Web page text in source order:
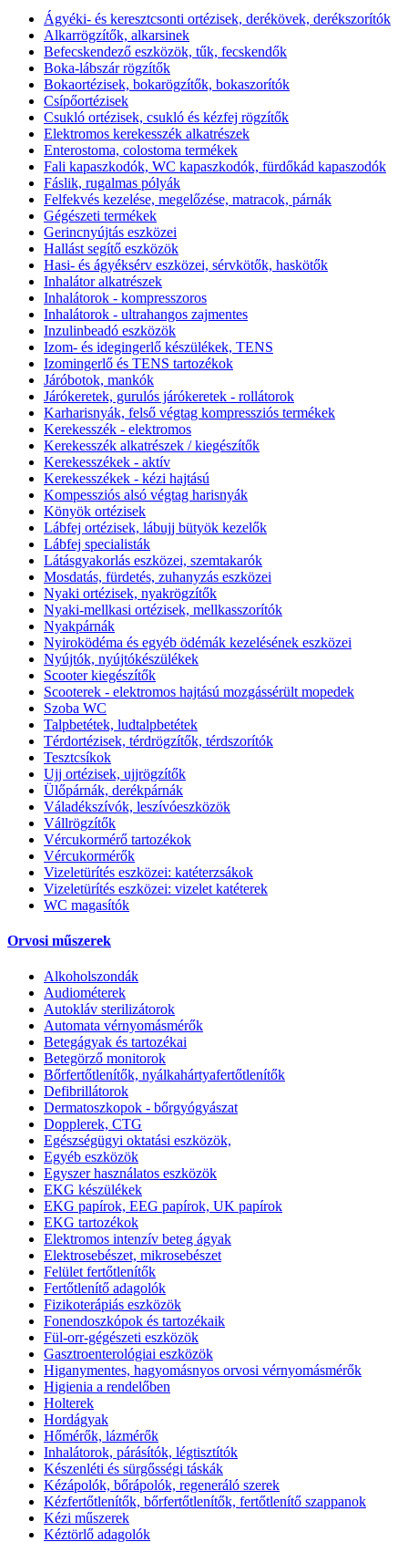
Ágyéki- és keresztcsonti ortézisek, derékövek, derékszorítók
Alkarrögzítők, alkarsinek
Befecskendező eszközök, tűk, fecskendők
Boka-lábszár rögzítők
Bokaortézisek, bokarögzítők, bokaszorítók
Csípőortézisek
Csukló ortézisek, csukló és kézfej rögzítők
Elektromos kerekesszék alkatrészek
Enterostoma, colostoma termékek
Fali kapaszkodók, WC kapaszkodók, fürdőkád kapaszodók
Fáslik, rugalmas pólyák
Felfekvés kezelése, megelőzése, matracok, párnák
Gégészeti termékek
Gerincnyújtás eszközei
Hallást segítő eszközök
Hasi- és ágyéksérv eszközei, sérvkötők, haskötők
Inhalátor alkatrészek
Inhalátorok - kompresszoros
Inhalátorok - ultrahangos zajmentes
Inzulinbeadó eszközök
Izom- és idegingerlő készülékek, TENS
Izomingerlő és TENS tartozékok
Járóbotok, mankók
Járókeretek, gurulós járókeretek - rollátorok
Karharisnyák, felső végtag kompressziós termékek
Kerekesszék - elektromos
Kerekesszék alkatrészek / kiegészítők
Kerekesszékek - aktív
Kerekesszékek - kézi hajtású
Kompessziós alsó végtag harisnyák
Könyök ortézisek
Lábfej ortézisek, lábujj bütyök kezelők
Lábfej specialisták
Látásgyakorlás eszközei, szemtakarók
Mosdatás, fürdetés, zuhanyzás eszközei
Nyaki ortézisek, nyakrögzítők
Nyaki-mellkasi ortézisek, mellkasszorítók
Nyakpárnák
Nyiroködéma és egyéb ödémák kezelésének eszközei
Nyújtók, nyújtókészülékek
Scooter kiegészítők
Scooterek - elektromos hajtású mozgássérült mopedek
Szoba WC
Talpbetétek, ludtalpbetétek
Térdortézisek, térdrögzítők, térdszorítók
Tesztcsíkok
Ujj ortézisek, ujjrögzítők
Ülőpárnák, derékpárnák
Váladékszívók, leszívóeszközök
Vállrögzítők
Vércukormérő tartozékok
Vércukormérők
Vizeletürítés eszközei: katéterzsákok
Vizeletürítés eszközei: vizelet katéterek
WC magasítók
Orvosi műszerek
Alkoholszondák
Audiométerek
Autokláv sterilizátorok
Automata vérnyomásmérők
Betegágyak és tartozékai
Betegörző monitorok
Bőrfertőtlenítők, nyálkahártyafertőtlenítők
Defibrillátorok
Dermatoszkopok - bőrgyógyászat
Dopplerek, CTG
Egészségügyi oktatási eszközök,
Egyéb eszközök
Egyszer használatos eszközök
EKG készülékek
EKG papírok, EEG papírok, UK papírok
EKG tartozékok
Elektromos intenzív beteg ágyak
Elektrosebészet, mikrosebészet
Felület fertőtlenítők
Fertőtlenítő adagolók
Fizikoterápiás eszközök
Fonendoszkópok és tartozékaik
Fül-orr-gégészeti eszközök
Gasztroenterológiai eszközök
Higanymentes, hagyomásnyos orvosi vérnyomásmérők
Higienia a rendelőben
Holterek
Hordágyak
Hőmérők, lázmérők
Inhalátorok, párásítók, légtisztítók
Készenléti és sürgősségi táskák
Kézápolók, bőrápolók, regeneráló szerek
Kézfertőtlenítők, bőrfertőtlenítők, fertőtlenítő szappanok
Kézi műszerek
Kéztörlő adagolók